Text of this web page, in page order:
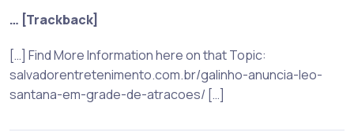
… [Trackback]
[…] Find More Information here on that Topic:
salvadorentretenimento.com.br/galinho-anuncia-leo-
santana-em-grade-de-atracoes/ […]